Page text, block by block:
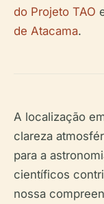
do Projeto TAO
de Atacama.
A localização
clareza
para a
científicos
nossa